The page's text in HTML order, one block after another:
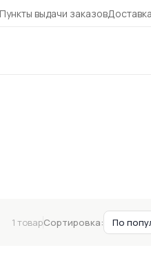
Пункты выдачи заказовДоставка
1 товарСортировка: По